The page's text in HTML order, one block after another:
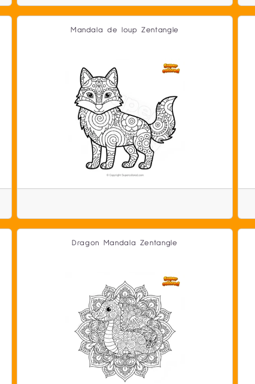
Mandala de loup Zentangle
Dragon Mandala Zentangle